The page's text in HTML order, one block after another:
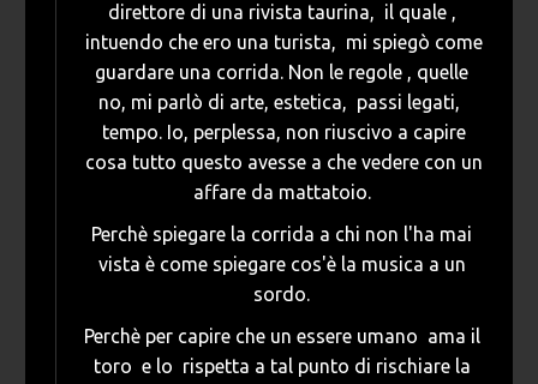
direttore di una rivista taurina, il quale ,
intuendo che ero una turista, mi spiegò come
guardare una corrida. Non le regole , quelle
no, mi parlò di arte, estetica, passi legati,
tempo. Io, perplessa, non riuscivo a capire
cosa tutto questo avesse a che vedere con un
affare da mattatoio.
Perchè spiegare la corrida a chi non l'ha mai
vista è come spiegare cos'è la musica a un
sordo.
Perchè per capire che un essere umano ama il
toro e lo rispetta a tal punto di rischiare la